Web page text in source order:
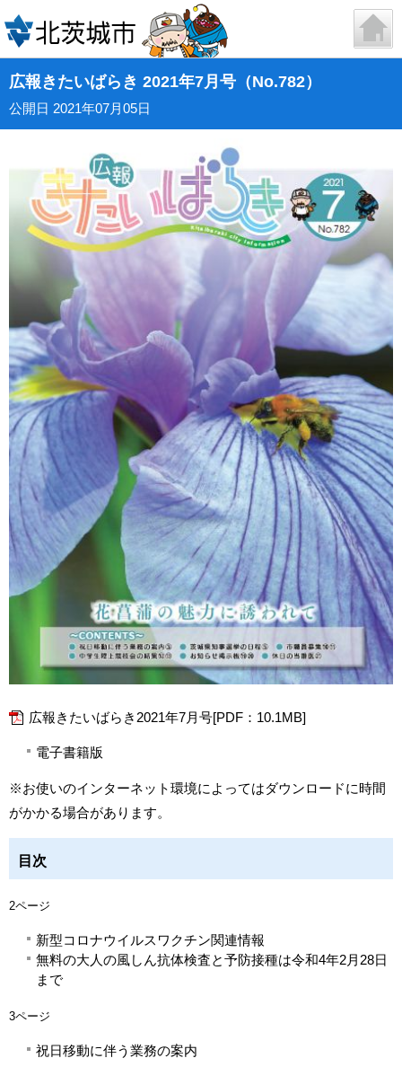
広報きたいばらき 2021年7月号（No.782）
公開日 2021年07月05日
広報きたいばらき2021年7月号[PDF：10.1MB]
電子書籍版
※お使いのインターネット環境によってはダウンロードに時間
がかかる場合があります。
目次
2ページ
新型コロナウイルスワクチン関連情報
無料の大人の風しん抗体検査と予防接種は令和4年2月28日
まで
3ページ
祝日移動に伴う業務の案内